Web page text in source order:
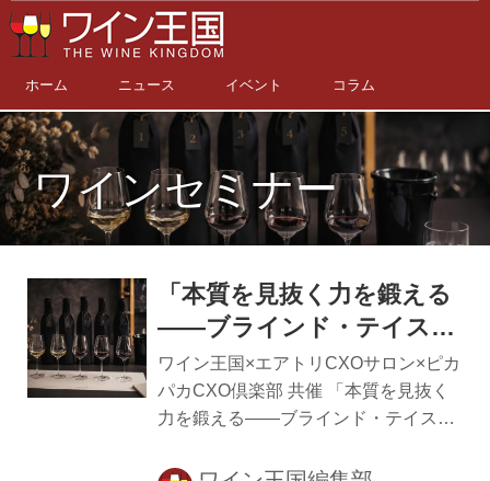
ホーム ニュース イベント コラム
ワインセミナー
「本質を見抜く力を鍛える
——ブラインド・テイステ
ィング ワインセミナー」
ワイン王国×エアトリCXOサロン×ピカ
パカCXO倶楽部 共催 「本質を見抜く
力を鍛える——ブラインド・テイステ
員食堂として知られる「Lucy’s CAFE